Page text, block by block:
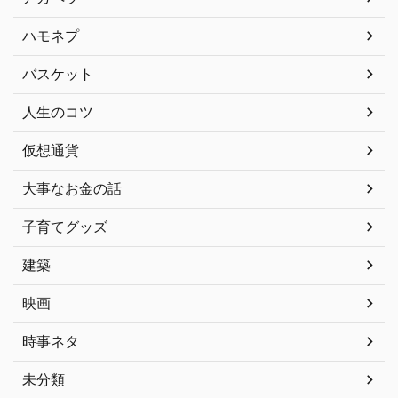
ハモネプ
バスケット
人生のコツ
仮想通貨
大事なお金の話
子育てグッズ
建築
映画
時事ネタ
未分類